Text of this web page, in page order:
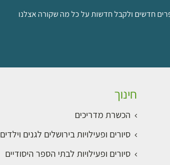
חדשים ולקבל חדשות על כל מה שקורה אצלנו
חינוך
הכשרת מדריכים
סיורים ופעילויות בירושלים לגנים וילדים
סיורים ופעילויות לבתי הספר היסודיים